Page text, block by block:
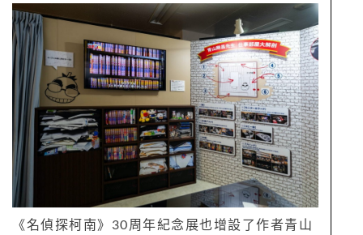
《名偵探柯南》30周年紀念展也增設了作者青山